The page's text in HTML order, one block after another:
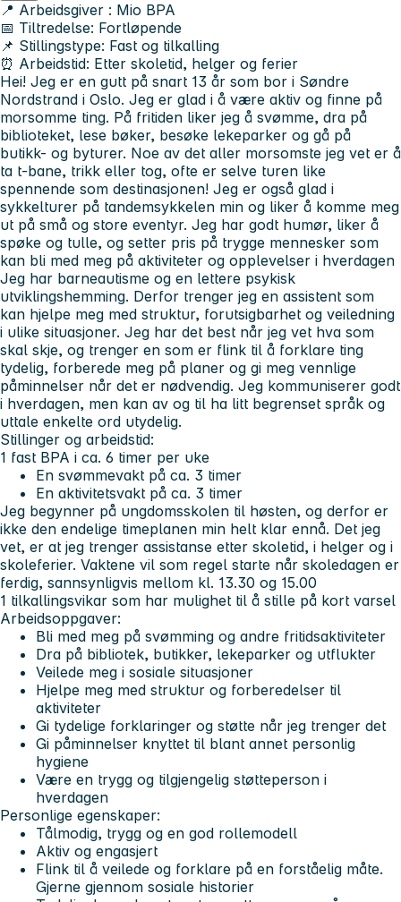
📍 Arbeidsgiver : Mio BPA
📅 Tiltredelse: Fortløpende
📌 Stillingstype: Fast og tilkalling
⏰ Arbeidstid: Etter skoletid, helger og ferier
Hei! Jeg er en gutt på snart 13 år som bor i Søndre
Nordstrand i Oslo. Jeg er glad i å være aktiv og finne på
morsomme ting. På fritiden liker jeg å svømme, dra på
biblioteket, lese bøker, besøke lekeparker og gå på
butikk- og byturer. Noe av det aller morsomste jeg vet er å
ta t-bane, trikk eller tog, ofte er selve turen like
spennende som destinasjonen! Jeg er også glad i
sykkelturer på tandemsykkelen min og liker å komme meg
ut på små og store eventyr. Jeg har godt humør, liker å
spøke og tulle, og setter pris på trygge mennesker som
kan bli med meg på aktiviteter og opplevelser i hverdagen
Jeg har barneautisme og en lettere psykisk
utviklingshemming. Derfor trenger jeg en assistent som
kan hjelpe meg med struktur, forutsigbarhet og veiledning
i ulike situasjoner. Jeg har det best når jeg vet hva som
skal skje, og trenger en som er flink til å forklare ting
tydelig, forberede meg på planer og gi meg vennlige
påminnelser når det er nødvendig. Jeg kommuniserer godt
i hverdagen, men kan av og til ha litt begrenset språk og
uttale enkelte ord utydelig.
Stillinger og arbeidstid:
1 fast BPA i ca. 6 timer per uke
En svømmevakt på ca. 3 timer
En aktivitetsvakt på ca. 3 timer
Jeg begynner på ungdomsskolen til høsten, og derfor er
ikke den endelige timeplanen min helt klar ennå. Det jeg
vet, er at jeg trenger assistanse etter skoletid, i helger og i
skoleferier. Vaktene vil som regel starte når skoledagen er
ferdig, sannsynligvis mellom kl. 13.30 og 15.00
1 tilkallingsvikar som har mulighet til å stille på kort varsel
Arbeidsoppgaver:
Bli med meg på svømming og andre fritidsaktiviteter
Dra på bibliotek, butikker, lekeparker og utflukter
Veilede meg i sosiale situasjoner
Hjelpe meg med struktur og forberedelser til
aktiviteter
Gi tydelige forklaringer og støtte når jeg trenger det
Gi påminnelser knyttet til blant annet personlig
hygiene
Være en trygg og tilgjengelig støtteperson i
hverdagen
Personlige egenskaper:
Tålmodig, trygg og en god rollemodell
Aktiv og engasjert
Flink til å veilede og forklare på en forståelig måte.
Gjerne gjennom sosiale historier